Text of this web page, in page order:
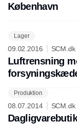
København
Lager
09.02.2016 SCM.dk
Luftrensning
Produktion
08.07.2014 SCM.dk